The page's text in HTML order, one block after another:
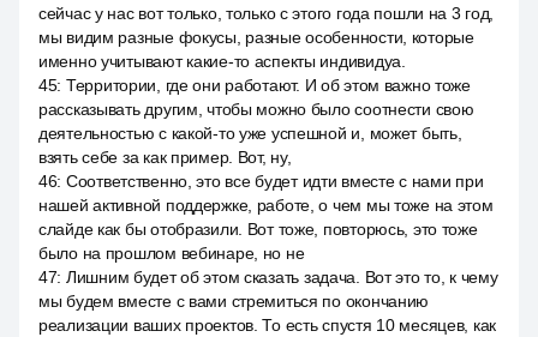
сейчас у нас вот только, только с этого года пошли на 3 год,
мы видим разные фокусы, разные особенности, которые
именно учитывают какие-то аспекты индивидуа.
45: Территории, где они работают. И об этом важно тоже
рассказывать другим, чтобы можно было соотнести свою
деятельностью с какой-то уже успешной и, может быть,
взять себе за как пример. Вот, ну,
46: Соответственно, это все будет идти вместе с нами при
нашей активной поддержке, работе, о чем мы тоже на этом
слайде как бы отобразили. Вот тоже, повторюсь, это тоже
было на прошлом вебинаре, но не
47: Лишним будет об этом сказать задача. Вот это то, к чему
мы будем вместе с вами стремиться по окончанию
реализации ваших проектов. То есть спустя 10 месяцев, как